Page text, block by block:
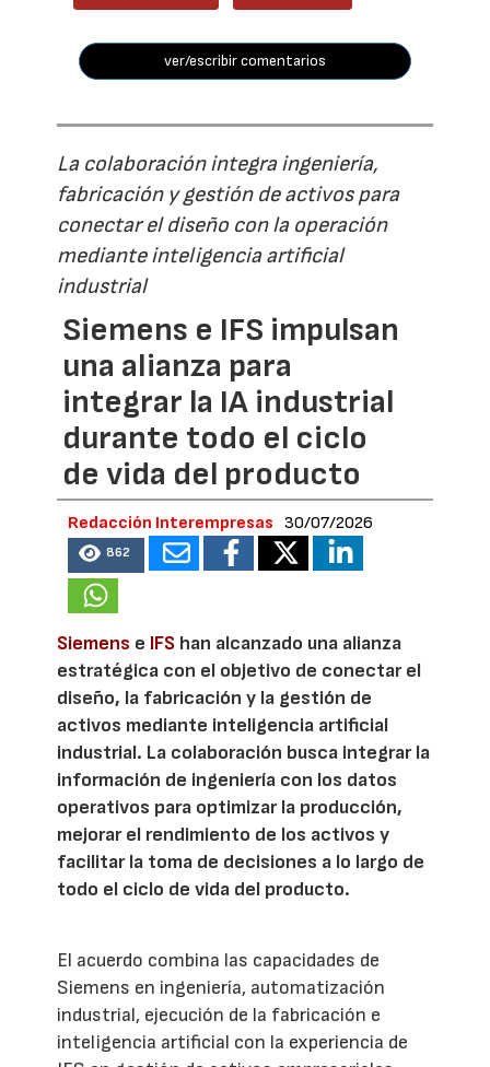
ver/escribir comentarios
La colaboración integra ingeniería,
fabricación y gestión de activos para
conectar el diseño con la operación
mediante inteligencia artificial
industrial
Siemens e IFS impulsan
una alianza para
integrar la IA industrial
durante todo el ciclo
de vida del producto
Redacción Interempresas 30/07/2026
862
Siemens e IFS han alcanzado una alianza
estratégica con el objetivo de conectar el
diseño, la fabricación y la gestión de
activos mediante inteligencia artificial
industrial. La colaboración busca integrar la
información de ingeniería con los datos
operativos para optimizar la producción,
mejorar el rendimiento de los activos y
facilitar la toma de decisiones a lo largo de
todo el ciclo de vida del producto.
El acuerdo combina las capacidades de
Siemens en ingeniería, automatización
industrial, ejecución de la fabricación e
inteligencia artificial con la experiencia de